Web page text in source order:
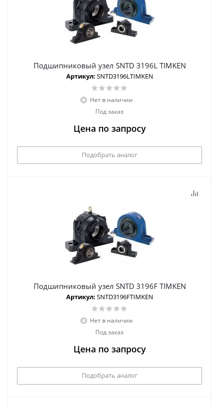
Подшипниковый узел SNTD 3196L TIMKEN
Артикул: SNTD3196LTIMKEN
Нет в наличии
Под заказ
Цена по запросу
Подобрать аналог
Подшипниковый узел SNTD 3196F TIMKEN
Артикул: SNTD3196FTIMKEN
Нет в наличии
Под заказ
Цена по запросу
Подобрать аналог